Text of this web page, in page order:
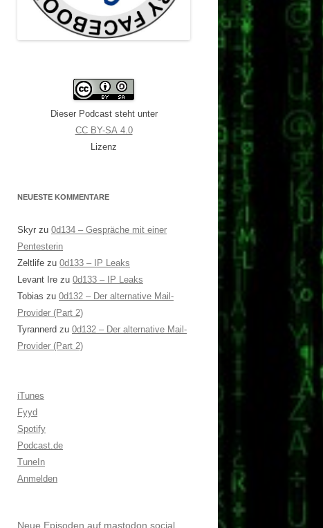
Dieser Podcast steht unter
CC BY-SA 4.0
Lizenz
NEUESTE KOMMENTARE
Skyr zu 0d134 – Gespräche mit einer
Pentesterin
Zeltlife zu 0d133 – IP Leaks
Levant Ire zu 0d133 – IP Leaks
Tobias zu 0d132 – Der alternative Mail-
Provider (Part 2)
Tyrannerd zu 0d132 – Der alternative Mail-
Provider (Part 2)
iTunes
Fyyd
Spotify
Podcast.de
TuneIn
Anmelden
Neue Episoden auf mastodon.social